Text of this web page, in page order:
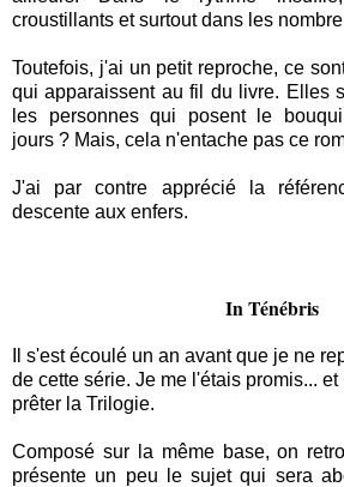
croustillants et surtout dans les
Toutefois, j'ai un petit reproche, ce
qui apparaissent au fil du livre. Elles
les personnes qui posent le
jours ? Mais, cela n'entache pas ce
J'ai par contre apprécié la
descente aux enfers.
In Ténébris
Il s'est écoulé un an avant que je ne
de cette série. Je me l'étais promis...
prêter la Trilogie.
Composé sur la même base, on
présente un peu le sujet qui sera